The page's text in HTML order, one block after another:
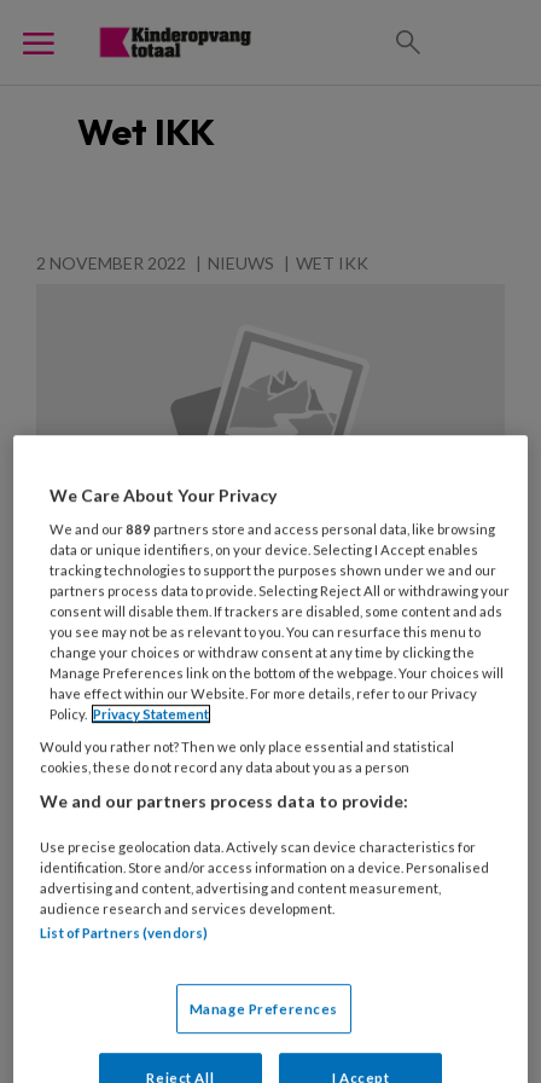
Wet IKK
2 NOVEMBER 2022 NIEUWS WET IKK
Meningen en visies gevraagd:
reageer op voorgenomen
versoepelingen BKK
Goed nieuws als het gaat om de werk- en
regeldruk: het kabinet wil het Besluit Kwaliteit
Kinderopvang versoepelen en start daarom een
internetconsultatie. Iedereen die wil kan tot en
met 20 november 2022 reageren op de
voorgenomen wijzigingen.
We Care About Your Privacy
We and our889 partners store and access personal data, like browsing
data or unique identifiers, on your device. Selecting I Accept enables
tracking technologies to support the purposes shown under we and our
partners process data to provide. Selecting Reject All or withdrawing your
consent will disable them. If trackers are disabled, some content and ads
you see may not be as relevant to you. You can resurface this menu to
change your choices or withdraw consent at any time by clicking the
Manage Preferences link on the bottom of the webpage. Your choices will
have effect within our Website. For more details, refer to our Privacy
Policy. Privacy Statement
Would you rather not? Then we only place essential and statistical
cookies, these do not record any data about you as a person
We and our partners process data to provide:
Use precise geolocation data. Actively scan device characteristics for
identification. Store and/or access information on a device. Personalised
advertising and content, advertising and content measurement,
audience research and services development.
List of Partners (vendors)
Manage Preferences
Reject All I Accept